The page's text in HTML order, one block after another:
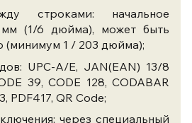
строками: начальное
мм (1/6 дюйма), может быть
(минимум 1 / 203 дюйма);
UPC-A/E, JAN(EAN) 13/8
39, CODE 128, CODABAR
PDF417, QR Code;
через специальный